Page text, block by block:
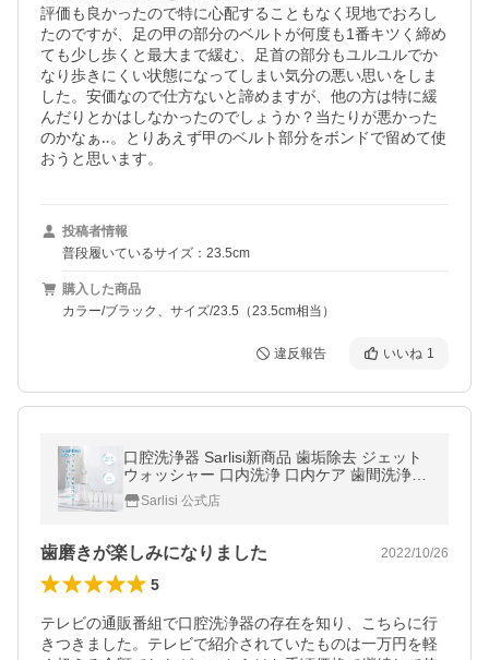
評価も良かったので特に心配することもなく現地でおろし
たのですが、足の甲の部分のベルトが何度も1番キツく締め
ても少し歩くと最大まで緩む、足首の部分もユルユルでか
なり歩きにくい状態になってしまい気分の悪い思いをしま
した。安価なので仕方ないと諦めますが、他の方は特に緩
んだりとかはしなかったのでしょうか？当たりが悪かった
のかなぁ‥。とりあえず甲のベルト部分をボンドで留めて使
おうと思います。
投稿者情報
普段履いているサイズ：23.5cm
購入した商品
カラー/ブラック、サイズ/23.5（23.5cm相当）
違反報告 いいね 1
口腔洗浄器 Sarlisi新商品 歯垢除去 ジェット
ウォッシャー 口内洗浄 口内ケア 歯間洗浄器
歯ブラシ 口腔洗浄機 母の日 SAKK19
Sarlisi 公式店
歯磨きが楽しみになりました 2022/10/26
5
テレビの通販番組で口腔洗浄器の存在を知り、こちらに行
きつきました。テレビで紹介されていたものは一万円を軽